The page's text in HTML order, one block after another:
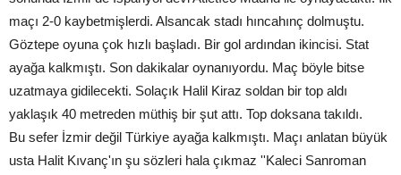
maçı 2-0 kaybetmişlerdi. Alsancak stadı hıncahınç dolmuştu.
Göztepe oyuna çok hızlı başladı. Bir gol ardından ikincisi. Stat
ayağa kalkmıştı. Son dakikalar oynanıyordu. Maç böyle bitse
uzatmaya gidilecekti. Solaçık Halil Kiraz soldan bir top aldı
yaklaşık 40 metreden müthiş bir şut attı. Top doksana takıldı.
Bu sefer İzmir değil Türkiye ayağa kalkmıştı. Maçı anlatan büyük
usta Halit Kıvanç'ın şu sözleri hala çıkmaz ''Kaleci Sanroman